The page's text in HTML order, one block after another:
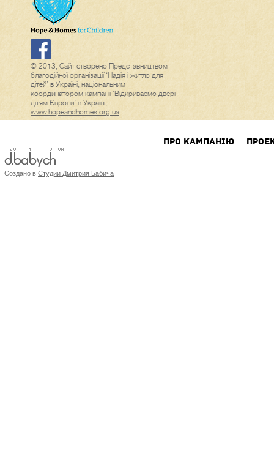
© 2013, Сайт створено Представництвом
благодійної організації ‘Надія і житло для
дітей’ в Україні, національним
координатором кампанії ‘Відкриваємо двері
дітям Європи’ в Україні,
www.hopeandhomes.org.ua
ПРО КАМПАНIЮ
Создано в Студии Дмитрия Бабича